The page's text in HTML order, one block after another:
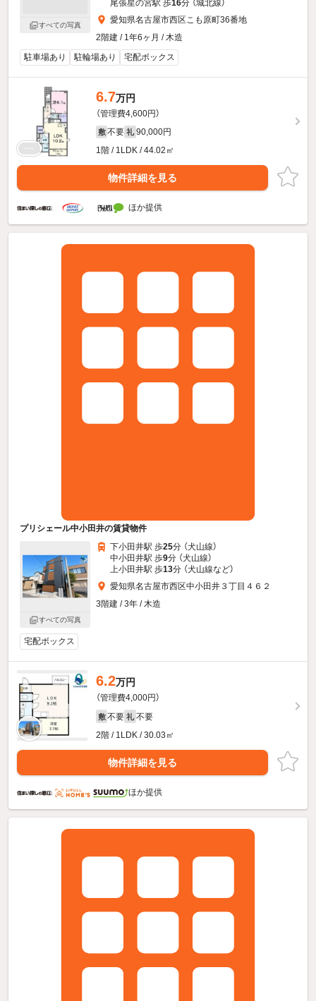
すべての写真
尾張星の宮駅 歩16分 （城北線）
愛知県名古屋市西区こも原町36番地
2階建 / 1年6ヶ月 / 木造
駐車場あり
駐輪場あり 宅配ボックス
6.7万円
（管理費4,600円）
敷 不要 礼 90,000円
1階 / 1LDK / 44.02㎡
物件詳細を見る
ほか提供
プリシェール中小田井の賃貸物件
すべての写真
下小田井駅 歩25分 （犬山線）
中小田井駅 歩9分 （犬山線）
上小田井駅 歩13分 （犬山線など）
愛知県名古屋市西区中小田井３丁目４６２
3階建 / 3年 / 木造
宅配ボックス
6.2万円
（管理費4,000円）
敷 不要 礼 不要
2階 / 1LDK / 30.03㎡
物件詳細を見る
ほか提供